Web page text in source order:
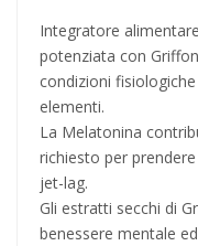
Integratore
potenziata con
condizioni
elementi.
La Melatonina
richiesto per
jet-lag.
Gli estratti secchi di
benessere mentale